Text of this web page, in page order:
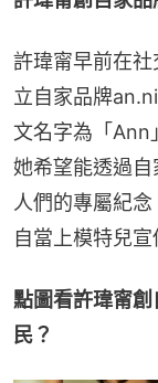
許瑋甯早前在
立自家品牌
文名字為「Ann
她希望能透過
人們的專屬紀
自當上模特兒
點圖看許瑋甯
民？